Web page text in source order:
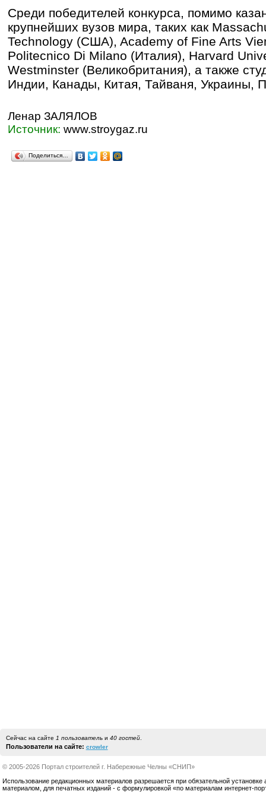
Среди победителей конкурса, помимо
крупнейших вузов мира, таких как
Technology (США), Academy of Fine Arts
Politecnico Di Milano (Италия), Harvard
Westminster (Великобритания), а также
Индии, Канады, Китая, Тайваня, Украины,
Ленар ЗАЛЯЛОВ
Источник: www.stroygaz.ru
Поделиться…
Сейчас на сайте 1 пользовательи 40 гостей.
Пользователи на сайте: crowler
© 2005-2026 Портал строителей г. Набережные Челны «СНИП»
Использование редакционных материалов разрешается при обязательной установке
материалом, для печатных изданий - с формулировкой «по материалам интернет-